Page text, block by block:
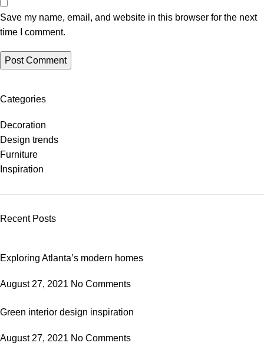
Save my name, email, and website in this browser for the next
time I comment.
Categories
Decoration
Design trends
Furniture
Inspiration
Recent Posts
Exploring Atlanta’s modern homes
August 27, 2021 No Comments
Green interior design inspiration
August 27, 2021 No Comments